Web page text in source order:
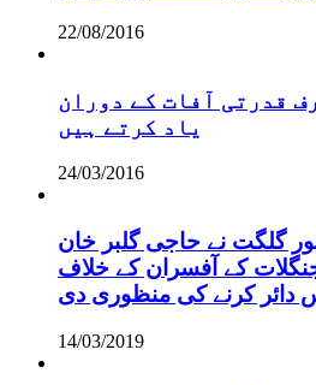
22/08/2016
قدرتی آفات کے دوران
یاد کرتے ہیں
24/03/2016
گلگت نے حاجی گلبر خان
کے آفسران کے خلاف
دائر کرنے کی منظوری دی
14/03/2019